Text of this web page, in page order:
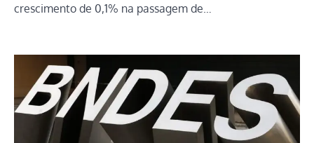
crescimento de 0,1% na passagem de…